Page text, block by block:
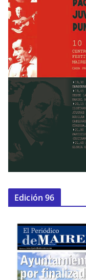
Edición 96